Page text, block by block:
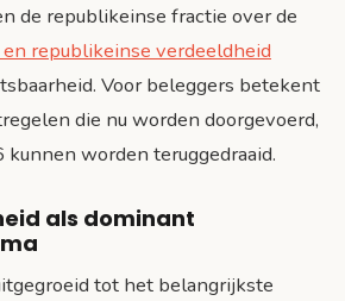
de republikeinse fractie over de
republikeinse verdeeldheid
Voor beleggers betekent
die nu worden doorgevoerd,
worden teruggedraaid.
als dominant
tot het belangrijkste